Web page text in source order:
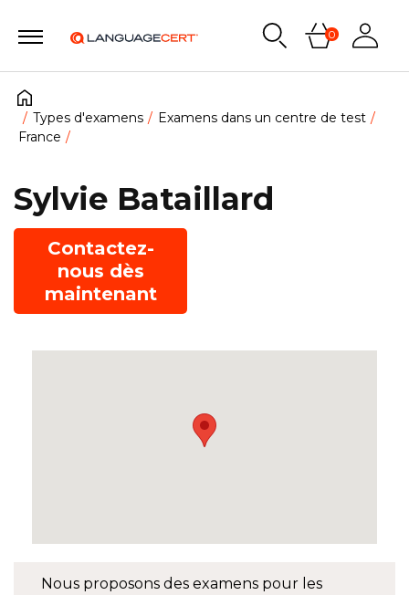
0
Types d'examens
Examens dans un centre de test
France
Nous proposons des examens pour les
Sylvie Bataillard
Contactez-
nous dès
maintenant